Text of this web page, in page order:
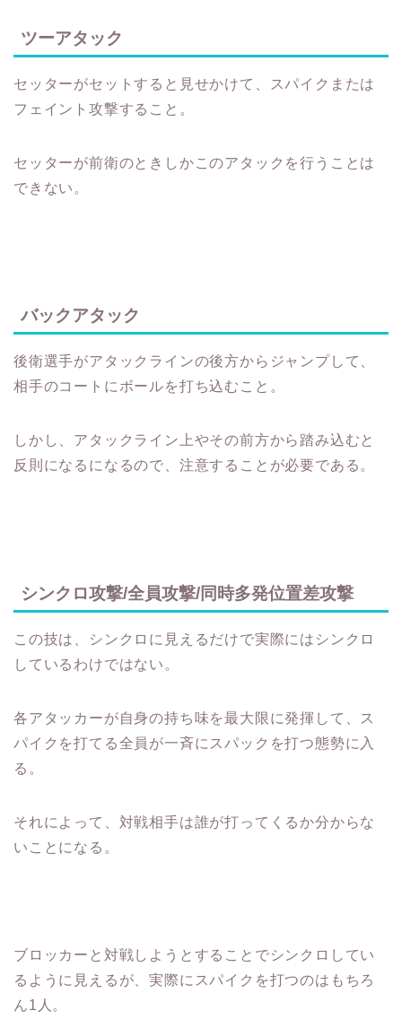
ツーアタック
セッターがセットすると見せかけて、スパイクまたは
フェイント攻撃すること。
セッターが前衛のときしかこのアタックを行うことは
できない。
バックアタック
後衛選手がアタックラインの後方からジャンプして、
相手のコートにボールを打ち込むこと。
しかし、アタックライン上やその前方から踏み込むと
反則になるになるので、注意することが必要である。
シンクロ攻撃/全員攻撃/同時多発位置差攻撃
この技は、シンクロに見えるだけで実際にはシンクロ
しているわけではない。
各アタッカーが自身の持ち味を最大限に発揮して、ス
パイクを打てる全員が一斉にスパックを打つ態勢に入
る。
それによって、対戦相手は誰が打ってくるか分からな
いことになる。
ブロッカーと対戦しようとすることでシンクロしてい
るように見えるが、実際にスパイクを打つのはもちろ
ん1人。